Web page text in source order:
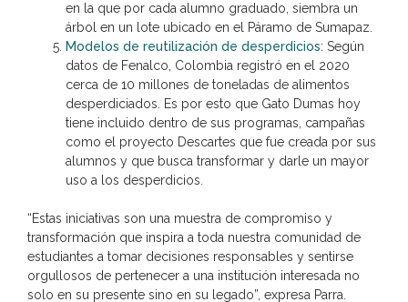
en la que por cada alumno graduado, siembra un
árbol en un lote ubicado en el Páramo de Sumapaz.
Modelos de reutilización de desperdicios: Según
datos de Fenalco, Colombia registró en el 2020
cerca de 10 millones de toneladas de alimentos
desperdiciados. Es por esto que Gato Dumas hoy
tiene incluido dentro de sus programas, campañas
como el proyecto Descartes que fue creada por sus
alumnos y que busca transformar y darle un mayor
uso a los desperdicios.
“Estas iniciativas son una muestra de compromiso y
transformación que inspira a toda nuestra comunidad de
estudiantes a tomar decisiones responsables y sentirse
orgullosos de pertenecer a una institución interesada no
solo en su presente sino en su legado”, expresa Parra.